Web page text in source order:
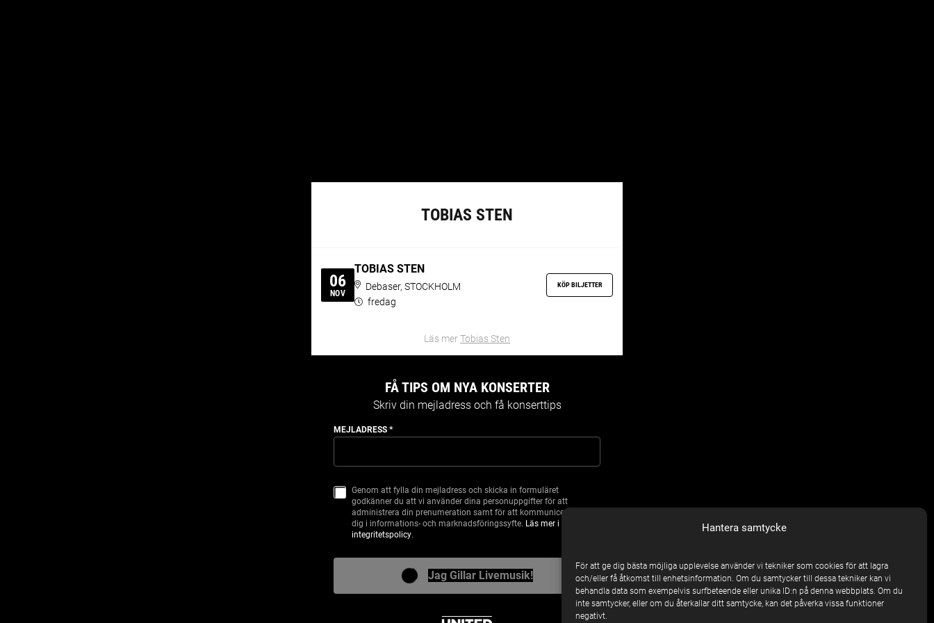
Hantera samtycke
För att ge dig bästa möjliga upplevelse använder vi tekniker som cookies för att lagra
och/eller få åtkomst till enhetsinformation. Om du samtycker till dessa tekniker kan vi
behandla data som exempelvis surfbeteende eller unika ID:n på denna webbplats. Om du
inte samtycker, eller om du återkallar ditt samtycke, kan det påverka vissa funktioner
negativt.
TOBIAS STEN
06
NOV
TOBIAS STEN
Debaser, STOCKHOLM
fredag
KÖP BILJETTER
Läs merTobias Sten
FÅ TIPS OM NYA KONSERTER
Skriv din mejladress och få konserttips
MEJLADRESS *
K
Genom att fylla din mejladress och skicka in formuläret
godkänner du att vi använder dina personuppgifter för att
administrera din prenumeration samt för att kommunicera med
dig i informations- och marknadsföringssyfte. Läs mer i vår
integritetspolicy.
Jag Gillar Livemusik!